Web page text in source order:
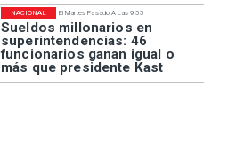
El Martes Pasado A Las 9:55
Sueldos millonarios en
superintendencias: 46
funcionarios ganan igual o
más que presidente Kast
NACIONAL